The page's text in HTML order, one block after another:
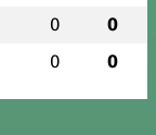
0 0
0 0